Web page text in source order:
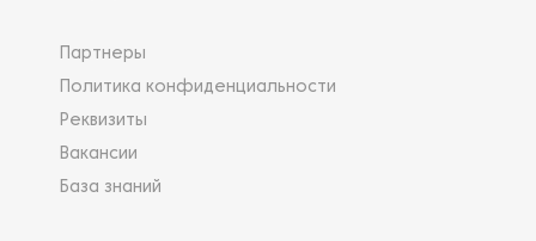
Партнеры
Политика конфиденциальности
Реквизиты
Вакансии
База знаний